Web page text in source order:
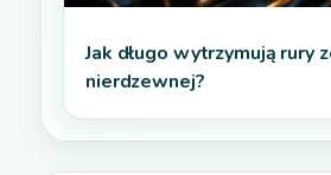
Jak długo wytrzymują rury
nierdzewnej?